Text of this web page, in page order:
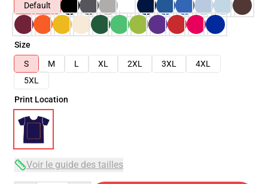
Default
Size
S
M L XL 2XL 3XL
4XL
5XL
Print Location
Voir le guide des tailles